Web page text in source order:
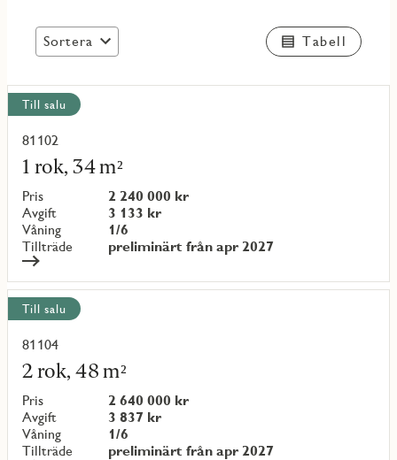
Sortera Tabell
Visa
alla
objekt
Till salu
81102
1 rok, 34 m²
Pris
2 240 000 kr
Avgift
3 133 kr
Våning
1/6
Tillträde
preliminärt från apr 2027
Läs
mer
om
objekt
{objectNumber}
Till salu
81104
2 rok, 48 m²
Pris
2 640 000 kr
Avgift
3 837 kr
Våning
1/6
Tillträde
preliminärt från apr 2027
Läs
mer
om
objekt
{objectNumber}